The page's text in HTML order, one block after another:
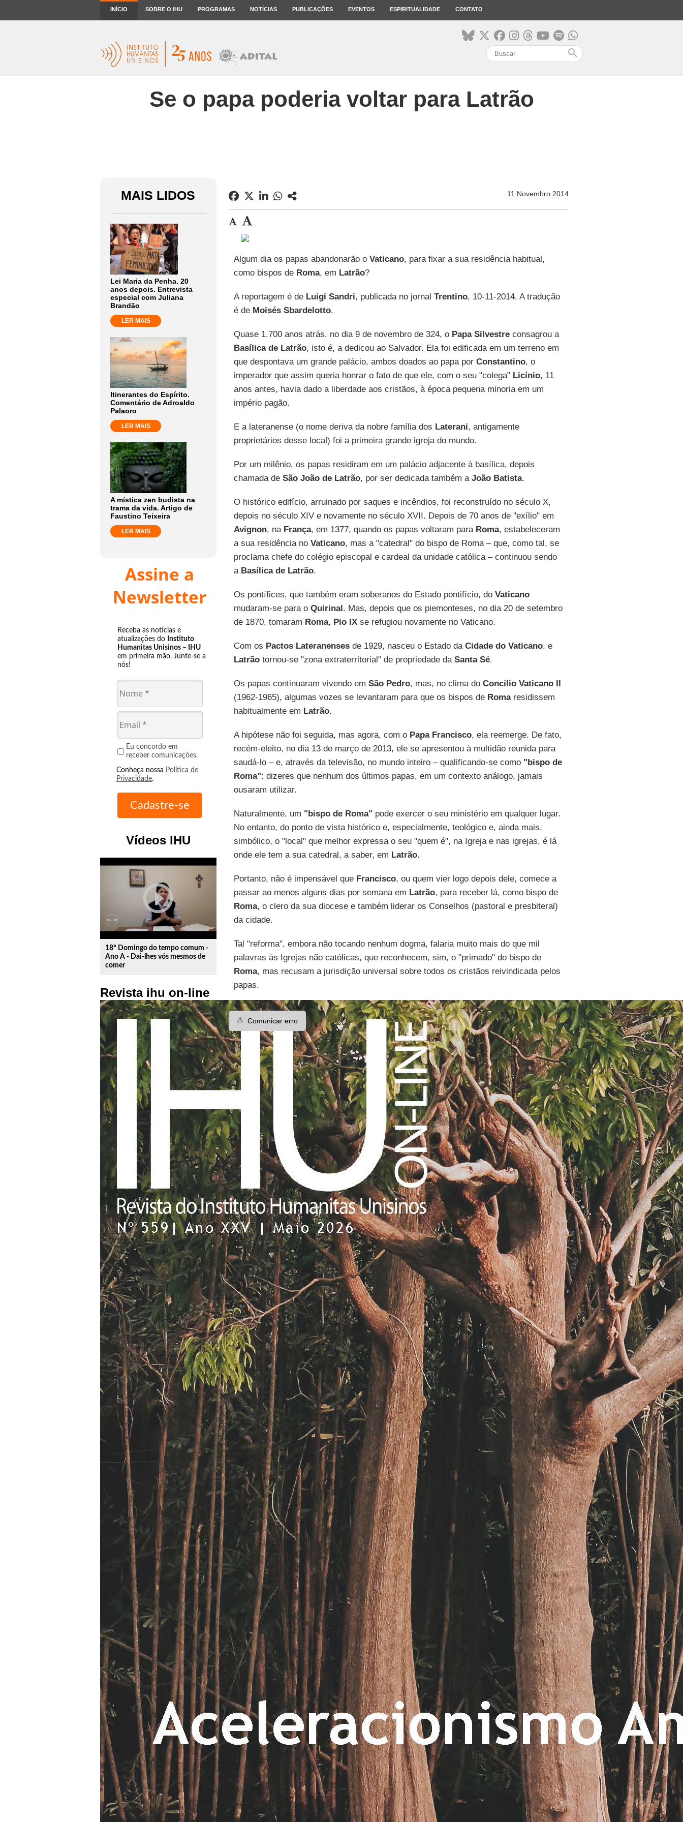
INÍCIO SOBRE O IHU PROGRAMAS NOTÍCIAS PUBLICAÇÕES EVENTOS ESPIRITUALIDADE CONTATO
search
Se o papa poderia voltar para Latrão
MAIS LIDOS
Lei Maria da Penha. 20
anos depois. Entrevista
especial com Juliana
Brandão
LER MAIS
Itinerantes do Espírito.
Comentário de Adroaldo
Palaoro
LER MAIS
A mística zen budista na
trama da vida. Artigo de
Faustino Teixeira
LER MAIS
Assine a
Newsletter
Receba as notícias e
atualizações do Instituto
Humanitas Unisinos – IHU
em primeira mão. Junte-se a
nós!
Eu concordo em
receber comunicações.
Conheça nossa Política de
Privacidade.
Vídeos IHU
play_circle_outline
18º Domingo do tempo comum -
Ano A - Dai-lhes vós mesmos de
comer
Revista ihu on-line
11 Novembro 2014
Algum dia os papas abandonarão o Vaticano, para fixar a sua residência habitual,
como bispos de Roma, em Latrão?
A reportagem é de Luigi Sandri, publicada no jornal Trentino, 10-11-2014. A tradução
é de Moisés Sbardelotto.
Quase 1.700 anos atrás, no dia 9 de novembro de 324, o Papa Silvestreconsagrou a
Basílica de Latrão, isto é, a dedicou ao Salvador. Ela foi edificada em um terreno em
que despontava um grande palácio, ambos doados ao papa por Constantino, o
imperador que assim queria honrar o fato de que ele, com o seu "colega" Licínio, 11
anos antes, havia dado a liberdade aos cristãos, à época pequena minoria em um
império pagão.
E a lateranense (o nome deriva da nobre família dos Laterani, antigamente
proprietários desse local) foi a primeira grande igreja do mundo.
Por um milênio, os papas residiram em um palácio adjacente à basílica, depois
chamada de São João de Latrão, por ser dedicada também a João Batista.
O histórico edifício, arruinado por saques e incêndios, foi reconstruído no século X,
depois no século XIV e novamente no século XVII. Depois de 70 anos de "exílio" em
Avignon, na França, em 1377, quando os papas voltaram para Roma, estabeleceram
a sua residência no Vaticano, mas a "catedral" do bispo de Roma – que, como tal, se
proclama chefe do colégio episcopal e cardeal da unidade católica – continuou sendo
a Basílica de Latrão.
Os pontífices, que também eram soberanos do Estado pontifício, do Vaticano
mudaram-se para o Quirinal. Mas, depois que os piemonteses, no dia 20 de setembro
de 1870, tomaram Roma, Pio IXse refugiou novamente no Vaticano.
Com os Pactos Lateranensesde 1929, nasceu o Estado da Cidade do Vaticano, e
Latrãotornou-se "zona extraterritorial" de propriedade da Santa Sé.
Os papas continuaram vivendo em São Pedro, mas, no clima do Concílio Vaticano II
(1962-1965), algumas vozes se levantaram para que os bispos de Romaresidissem
habitualmente em Latrão.
A hipótese não foi seguida, mas agora, com o Papa Francisco, ela reemerge. De fato,
recém-eleito, no dia 13 de março de 2013, ele se apresentou à multidão reunida para
saudá-lo – e, através da televisão, no mundo inteiro – qualificando-se como "bispo de
Roma": dizeres que nenhum dos últimos papas, em um contexto análogo, jamais
ousaram utilizar.
Naturalmente, um "bispo de Roma" pode exercer o seu ministério em qualquer lugar.
No entanto, do ponto de vista histórico e, especialmente, teológico e, ainda mais,
simbólico, o "local" que melhor expressa o seu "quem é", na Igreja e nas igrejas, é lá
onde ele tem a sua catedral, a saber, em Latrão.
Portanto, não é impensável que Francisco, ou quem vier logo depois dele, comece a
passar ao menos alguns dias por semana em Latrão, para receber lá, como bispo de
Roma, o clero da sua diocese e também liderar os Conselhos (pastoral e presbiteral)
da cidade.
Tal "reforma", embora não tocando nenhum dogma, falaria muito mais do que mil
palavras às Igrejas não católicas, que reconhecem, sim, o "primado" do bispo de
Roma, mas recusam a jurisdição universal sobre todos os cristãos reivindicada pelos
papas.
⚠️ Comunicar erro